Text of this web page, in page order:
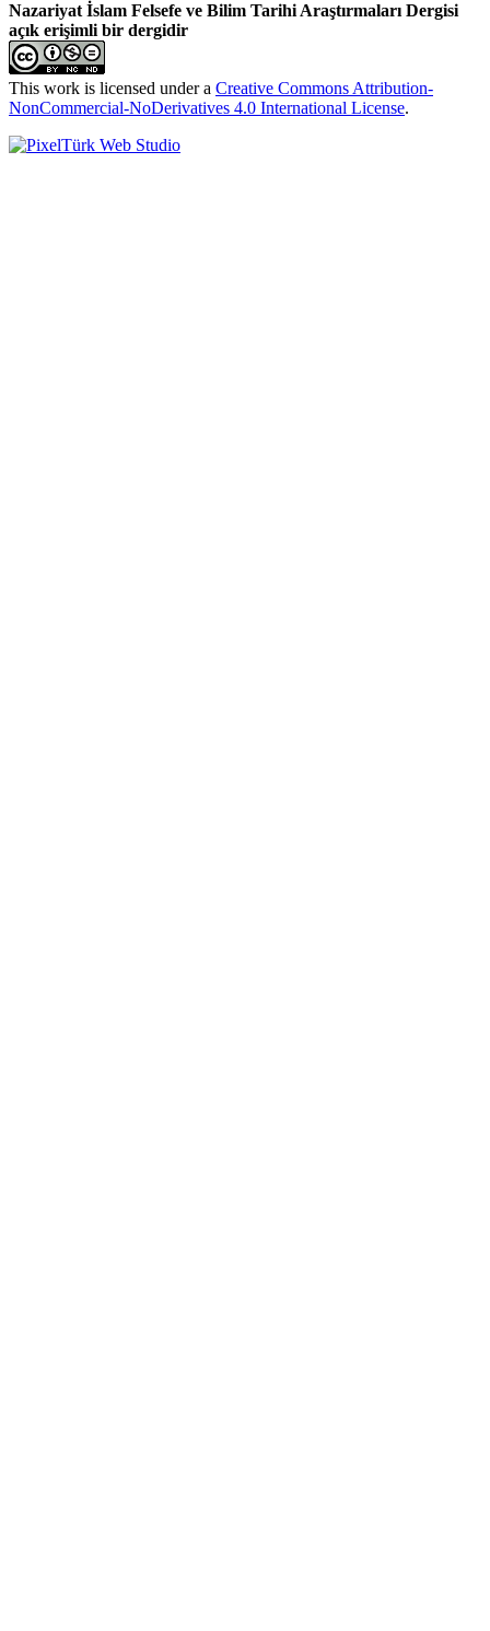
Nazariyat İslam Felsefe ve Bilim Tarihi Araştırmaları Dergisi
açık erişimli bir dergidir
This work is licensed under a Creative Commons Attribution-
NonCommercial-NoDerivatives 4.0 International License.